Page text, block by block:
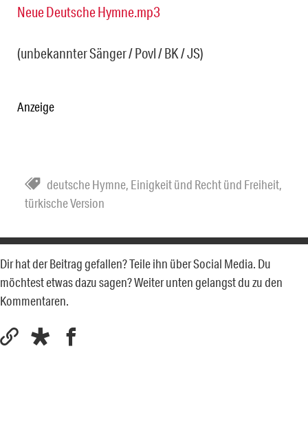
Neue Deutsche Hymne.mp3
(unbekannter Sänger / Povl / BK / JS)
Anzeige
deutsche Hymne, Einigkeit ünd Recht ünd Freiheit,
türkische Version
Dir hat der Beitrag gefallen? Teile ihn über Social Media. Du
möchtest etwas dazu sagen? Weiter unten gelangst du zu den
Kommentaren.